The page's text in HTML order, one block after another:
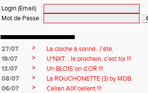
Login (Email)
:
Mot de Passe :
27/07 >
La cloche à sonné…l’été.
19/07
>
U*NXT... le prochain, c’est toi !!!
13/07
>
Un BLOIS'on d'OR !!!
08/07
>
La ROUCHONETTE (3) by MDB.
06/07
>
Célian AIX'cellent !!!